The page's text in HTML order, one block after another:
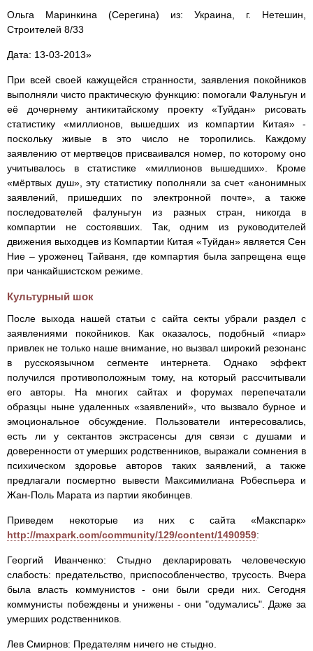
Ольга Маринкина (Серегина) из: Украина, г. Нетешин,
Строителей 8/33
Дата: 13-03-2013»
При всей своей кажущейся странности, заявления покойников
выполняли чисто практическую функцию: помогали Фалуньгун и
её дочернему антикитайскому проекту «Туйдан» рисовать
статистику «миллионов, вышедших из компартии Китая» -
поскольку живые в это число не торопились. Каждому
заявлению от мертвецов присваивался номер, по которому оно
учитывалось в статистике «миллионов вышедших». Кроме
«мёртвых душ», эту статистику пополняли за счет «анонимных
заявлений, пришедших по электронной почте», а также
последователей фалуньгун из разных стран, никогда в
компартии не состоявших. Так, одним из руководителей
движения выходцев из Компартии Китая «Туйдан» является Сен
Ние – уроженец Тайваня, где компартия была запрещена еще
при чанкайшистском режиме.
Культурный шок
После выхода нашей статьи с сайта секты убрали раздел с
заявлениями покойников. Как оказалось, подобный «пиар»
привлек не только наше внимание, но вызвал широкий резонанс
в русскоязычном сегменте интернета. Однако эффект
получился противоположным тому, на который рассчитывали
его авторы. На многих сайтах и форумах перепечатали
образцы ныне удаленных «заявлений», что вызвало бурное и
эмоциональное обсуждение. Пользователи интересовались,
есть ли у сектантов экстрасенсы для связи с душами и
доверенности от умерших родственников, выражали сомнения в
психическом здоровье авторов таких заявлений, а также
предлагали посмертно вывести Максимилиана Робеспьера и
Жан-Поль Марата из партии якобинцев.
Приведем некоторые из них с сайта «Макспарк»
http://maxpark.com/community/129/content/1490959:
Георгий Иванченко: Стыдно декларировать человеческую
слабость: предательство, приспособленчество, трусость. Вчера
была власть коммунистов - они были среди них. Сегодня
коммунисты побеждены и унижены - они "одумались". Даже за
умерших родственников.
Лев Смирнов: Предателям ничего не стыдно.